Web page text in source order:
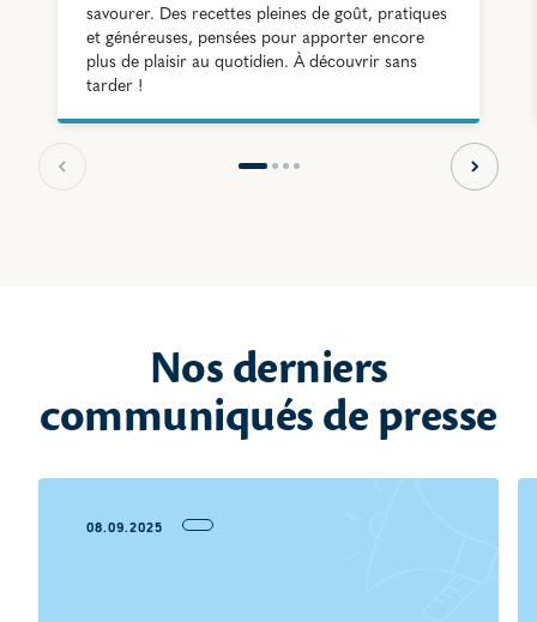
savourer. Des recettes pleines de goût, pratiques
et généreuses, pensées pour apporter encore
plus de plaisir au quotidien. À découvrir sans
tarder !
Slide précédente Slide
Nos derniers
communiqués de presse
08.09.2025